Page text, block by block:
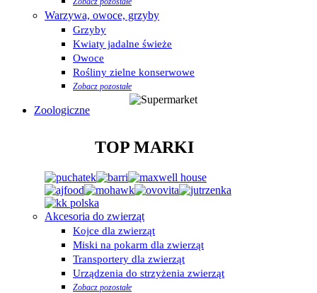
Warzywa, owoce, grzyby
Grzyby
Kwiaty jadalne świeże
Owoce
Rośliny zielne konserwowe
Zobacz pozostałe
Zoologiczne
TOP MARKI
Akcesoria do zwierząt
Kojce dla zwierząt
Miski na pokarm dla zwierząt
Transportery dla zwierząt
Urządzenia do strzyżenia zwierząt
Zobacz pozostałe